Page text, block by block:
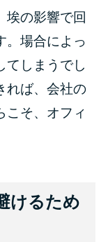
埃の影響で回
。場合によっ
てしまうでし
れば、会社の
こそ、オフィ
けるため